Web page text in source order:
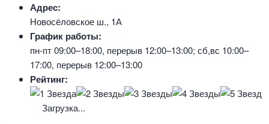
Адрес:
Новосёловское ш., 1А
График работы:
пн-пт 09:00–18:00, перерыв 12:00–13:00; сб,вс 10:00–
17:00, перерыв 12:00–13:00
Рейтинг:
Загрузка...